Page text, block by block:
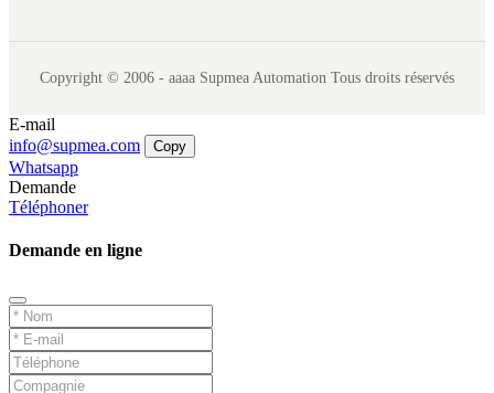
Copyright © 2006 - aaaa Supmea Automation Tous droits réservés
E-mail
info@supmea.com
Copy
Whatsapp
Demande
Téléphoner
Demande en ligne